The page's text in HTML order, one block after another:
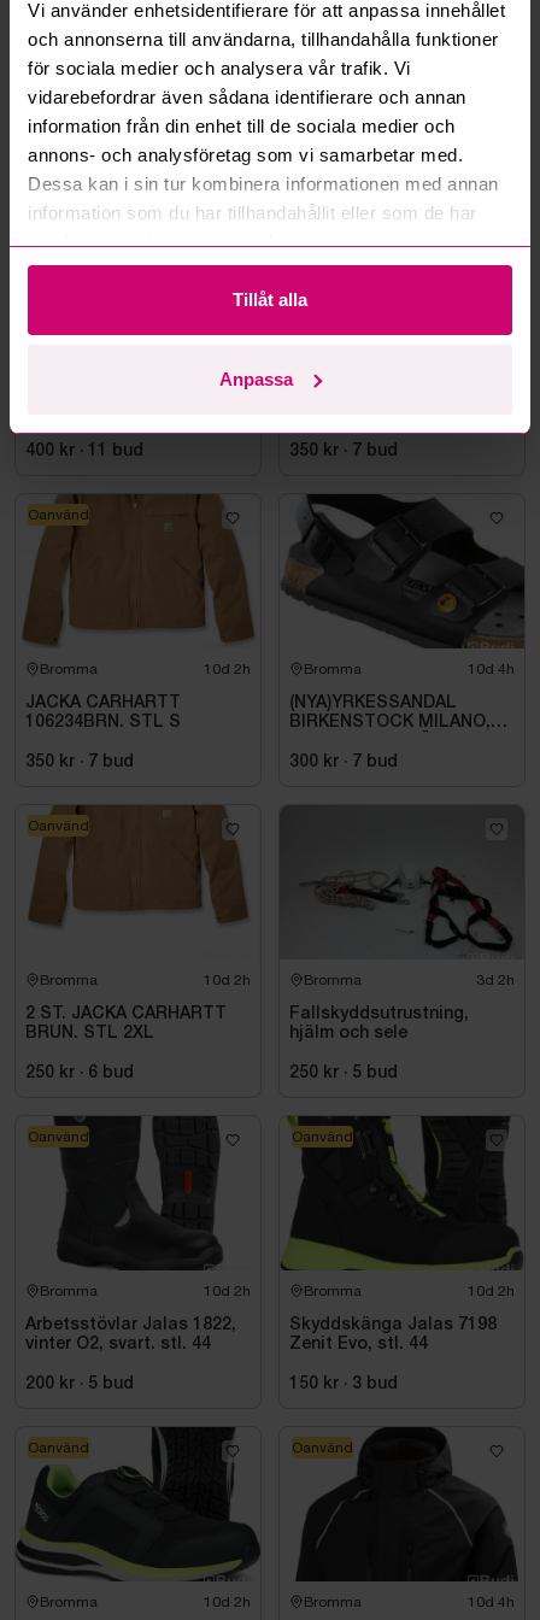
Vi använder enhetsidentifierare för att anpassa innehållet
och annonserna till användarna, tillhandahålla funktioner
för sociala medier och analysera vår trafik. Vi
vidarebefordrar även sådana identifierare och annan
information från din enhet till de sociala medier och
annons- och analysföretag som vi samarbetar med.
Dessa kan i sin tur kombinera informationen med annan
information som du har tillhandahållit eller som de har
samlat in när du har använt deras tjänster.
Tillåt alla
Anpassa
Läs fler frågor och svar
Mer från samma kategori
HHBL4-0. STL M
400 kr · 11 bud
Oanvänd
Skyddskänga Jalas 7198
350 kr · 7 bud
Oanvänd
Bromma 10d 2h
JACKA CARHARTT
106234BRN. STL S
350 kr · 7 bud
Oanvänd
Bromma 10d 4h
(NYA)YRKESSANDAL
BIRKENSTOCK MILANO,
SVART. STL 42
300 kr · 7 bud
Bromma 10d 2h
2 ST. JACKA CARHARTT
BRUN. STL 2XL
250 kr · 6 bud
Oanvänd
Bromma 3d 2h
Fallskyddsutrustning,
hjälm och sele
250 kr · 5 bud
Bromma 10d 2h
Arbetsstövlar Jalas 1822,
vinter O2, svart. stl. 44
200 kr · 5 bud
Oanvänd
Bromma 10d 2h
Skyddskänga Jalas 7198
Zenit Evo, stl. 44
150 kr · 3 bud
Oanvänd
Bromma 10d 2h
Oanvänd
Bromma 10d 4h
Oanvänd